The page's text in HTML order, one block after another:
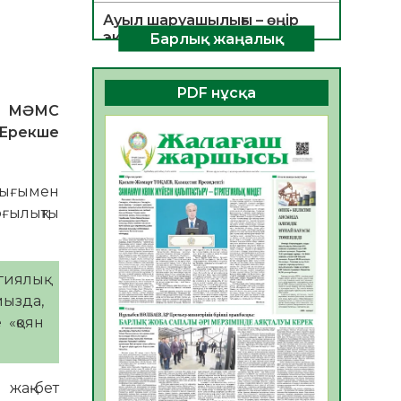
МӘМС
Ерекше
бет
Ауыл шаруашылығы – өңір
экономикасының негізгі
тірегі
06.08.2026
27 0
ҚОҒАМДЫҚ БЕЛСЕНДІЛІК –
ЕЛ ДАМУЫНЫҢ НЕГІЗІ
06.08.2026
25
ҚҰРЫЛТАЙ САЙЛАУЫ –
БОЛАШАҚҚА БАСТАР
ЖАУАПТЫ ТАҢДАУ
06.08.2026
28
Инфекциялық ауруларға
қарсы иммундау
жұмыстарының тиімділігі
06.08.2026
29
Көкжөтел ауруы туралы
Барлық жаңалық
PDF нұсқа